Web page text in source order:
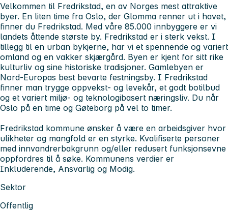
Velkommen til Fredrikstad, en av Norges mest attraktive
byer. En liten time fra Oslo, der Glomma renner ut i havet,
finner du Fredrikstad. Med våre 85.000 innbyggere er vi
landets åttende største by. Fredrikstad er i sterk vekst. I
tillegg til en urban bykjerne, har vi et spennende og variert
omland og en vakker skjærgård. Byen er kjent for sitt rike
kulturliv og sine historiske tradisjoner. Gamlebyen er
Nord-Europas best bevarte festningsby. I Fredrikstad
finner man trygge oppvekst- og levekår, et godt botilbud
og et variert miljø- og teknologibasert næringsliv. Du når
Oslo på en time og Gøteborg på vel to timer.
Fredrikstad kommune ønsker å være en arbeidsgiver hvor
ulikheter og mangfold er en styrke. Kvalifiserte personer
med innvandrerbakgrunn og/eller redusert funksjonsevne
oppfordres til å søke. Kommunens verdier er
Inkluderende, Ansvarlig og Modig.
Sektor
Offentlig